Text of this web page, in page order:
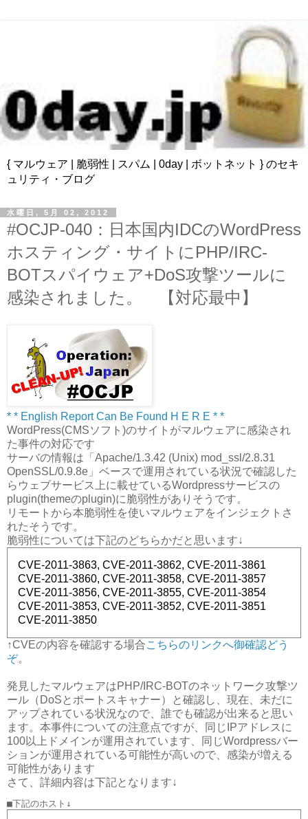
{ マルウェア | 脆弱性 | スパム | 0day | ボットネット } のセキ
ュリティ・ブログ
水曜日, 5月 02, 2012
#OCJP-040：日本国内IDCのWordPress
ホスティング・サイトにPHP/IRC-
BOTスパイウェア+DoS攻撃ツールに
感染されました。 【対応最中】
* * English Report Can Be Found H E R E * *
WordPress(CMSソフト)のサイトがマルウェアに感染され
た事件の対応です
サーバの情報は「Apache/1.3.42 (Unix) mod_ssl/2.8.31
OpenSSL/0.9.8e」ベースで運用されている状況で確認した
らウェブサービス上に載せているWordpressサービスの
plugin(themeのplugin)に脆弱性がありそうです。
リモートから本脆弱性を使いマルウェアをインジェクトさ
れたそうです。
脆弱性については下記のどちらかだと思います↓
CVE-2011-3863, CVE-2011-3862, CVE-2011-3861
CVE-2011-3860, CVE-2011-3858, CVE-2011-3857
CVE-2011-3856, CVE-2011-3855, CVE-2011-3854
CVE-2011-3853, CVE-2011-3852, CVE-2011-3851
CVE-2011-3850
↑CVEの内容を確認する場合こちらのリンクへ御確認どう
ぞ。
発見したマルウェアはPHP/IRC-BOTのネットワーク攻撃ツ
ール（DoSとポートスキャナー）と確認し、現在、未だに
アップされている状況なので、誰でも確認が出来ると思い
ます。本事件についての注意点ですが、同じIPアドレスに
100以上ドメインが運用されています、同じWordpressバー
ションが運用されている可能性が高いので、感染が増える
可能性があります
さて、詳細内容は下記となります↓